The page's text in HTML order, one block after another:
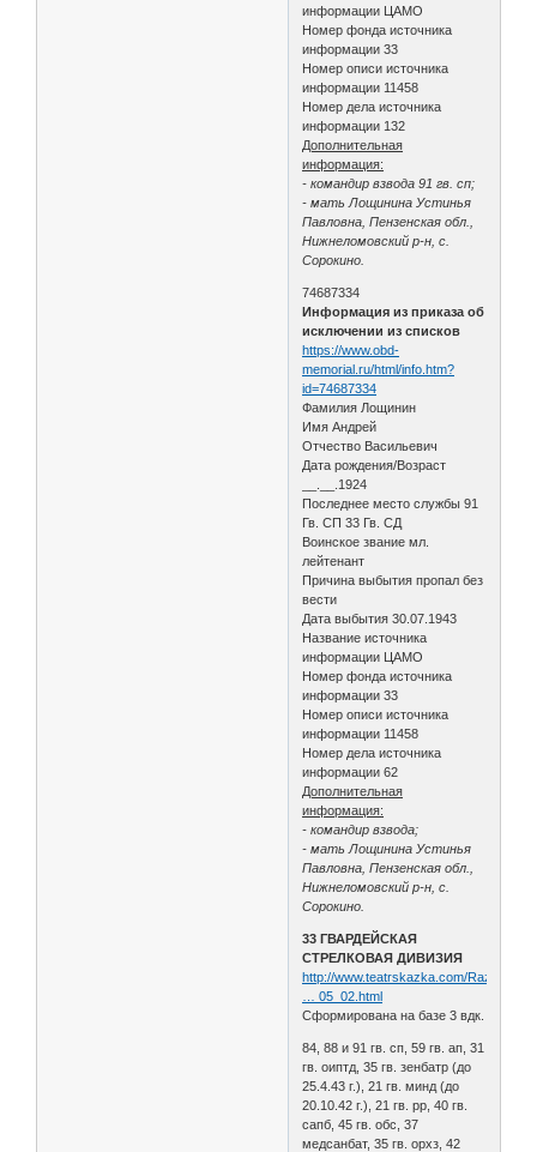
информации ЦАМО
Номер фонда источника
информации 33
Номер описи источника
информации 11458
Номер дела источника
информации 132
Дополнительная
информация:
- командир взвода 91 гв. сп;
- мать Лощинина Устинья
Павловна, Пензенская обл.,
Нижнеломовский р-н, с.
Сорокино.
74687334
Информация из приказа об
исключении из списков
https://www.obd-
memorial.ru/html/info.htm?
id=74687334
Фамилия Лощинин
Имя Андрей
Отчество Васильевич
Дата рождения/Возраст
__.__.1924
Последнее место службы 91
Гв. СП 33 Гв. СД
Воинское звание мл.
лейтенант
Причина выбытия пропал без
вести
Дата выбытия 30.07.1943
Название источника
информации ЦАМО
Номер фонда источника
информации 33
Номер описи источника
информации 11458
Номер дела источника
информации 62
Дополнительная
информация:
- командир взвода;
- мать Лощинина Устинья
Павловна, Пензенская обл.,
Нижнеломовский р-н, с.
Сорокино.
33 ГВАРДЕЙСКАЯ
СТРЕЛКОВАЯ ДИВИЗИЯ
http://www.teatrskazka.com/Raznoe/
… 05_02.html
Сформирована на базе 3 вдк.
84, 88 и 91 гв. сп, 59 гв. ап, 31
гв. оиптд, 35 гв. зенбатр (до
25.4.43 г.), 21 гв. минд (до
20.10.42 г.), 21 гв. рр, 40 гв.
сапб, 45 гв. обс, 37
медсанбат, 35 гв. орхз, 42